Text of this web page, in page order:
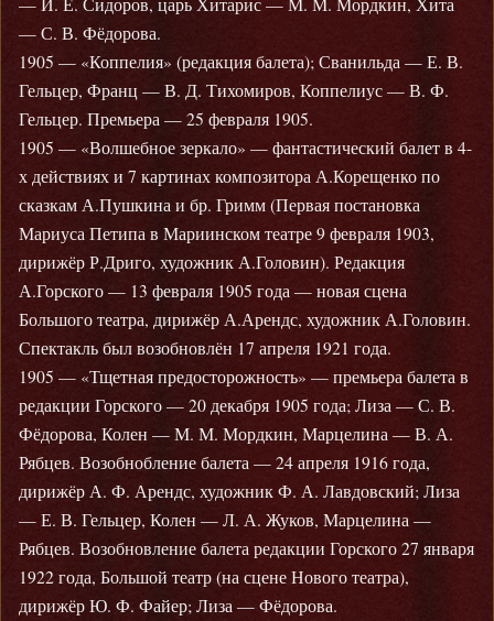
— С. В. Фёдорова.
1905 — «Коппелия» (редакция балета); Сванильда — Е. В.
Гельцер, Франц — В. Д. Тихомиров, Коппелиус — В. Ф.
Гельцер. Премьера — 25 февраля 1905.
1905 — «Волшебное зеркало» — фантастический балет в 4-
х действиях и 7 картинах композитора А.Корещенко по
сказкам А.Пушкина и бр. Гримм (Первая постановка
Мариуса Петипа в Мариинском театре 9 февраля 1903,
дирижёр Р.Дриго, художник А.Головин). Редакция
А.Горского — 13 февраля 1905 года — новая сцена
Большого театра, дирижёр А.Арендс, художник А.Головин.
Спектакль был возобновлён 17 апреля 1921 года.
1905 — «Тщетная предосторожность» — премьера балета в
редакции Горского — 20 декабря 1905 года; Лиза — С. В.
Фёдорова, Колен — М. М. Мордкин, Марцелина — В. А.
Рябцев. Возобнобление балета — 24 апреля 1916 года,
дирижёр А. Ф. Арендс, художник Ф. А. Лавдовский; Лиза
— Е. В. Гельцер, Колен — Л. А. Жуков, Марцелина —
Рябцев. Возобновление балета редакции Горского 27 января
1922 года, Большой театр (на сцене Нового театра),
дирижёр Ю. Ф. Файер; Лиза — Фёдорова.